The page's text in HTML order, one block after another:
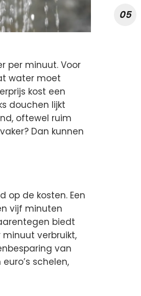
per minuut. Voor
water moet
kost een
douchen lijkt
oftewel ruim
Dan kunnen
op de kosten. Een
vijf minuten
biedt
verbruikt,
van
schelen,